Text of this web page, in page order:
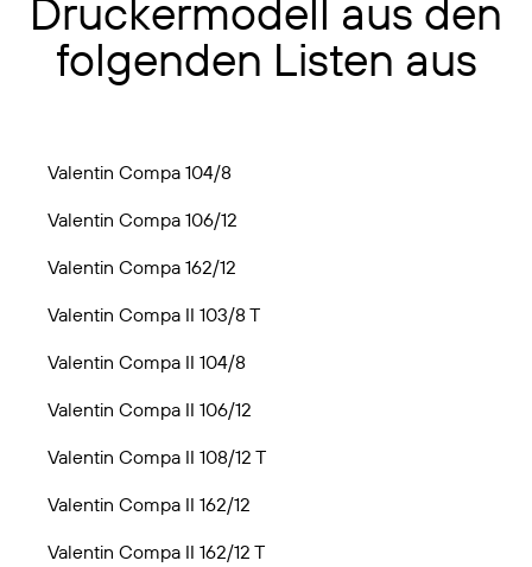
Druckermodell aus den
folgenden Listen aus
Valentin Compa 104/8
Valentin Compa 106/12
Valentin Compa 162/12
Valentin Compa II 103/8 T
Valentin Compa II 104/8
Valentin Compa II 106/12
Valentin Compa II 108/12 T
Valentin Compa II 162/12
Valentin Compa II 162/12 T